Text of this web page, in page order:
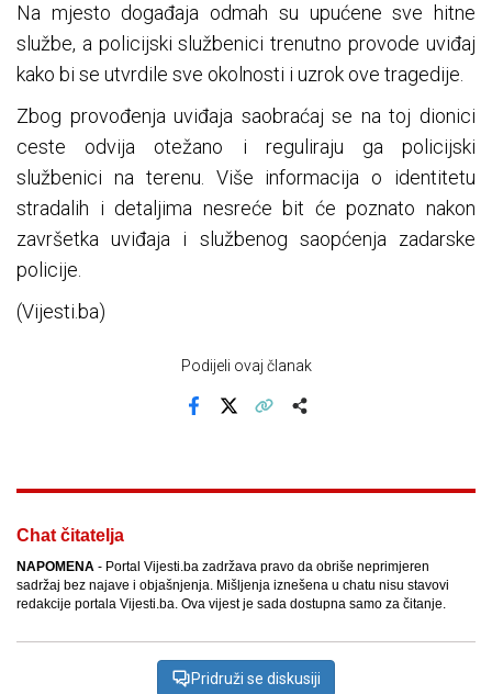
Na mjesto događaja odmah su upućene sve hitne
službe, a policijski službenici trenutno provode uviđaj
kako bi se utvrdile sve okolnosti i uzrok ove tragedije.
Zbog provođenja uviđaja saobraćaj se na toj dionici
ceste odvija otežano i reguliraju ga policijski
službenici na terenu. Više informacija o identitetu
stradalih i detaljima nesreće bit će poznato nakon
završetka uviđaja i službenog saopćenja zadarske
policije.
(Vijesti.ba)
Podijeli ovaj članak
Chat čitatelja
NAPOMENA - Portal Vijesti.ba zadržava pravo da obriše neprimjeren
sadržaj bez najave i objašnjenja. Mišljenja iznešena u chatu nisu stavovi
redakcije portala Vijesti.ba. Ova vijest je sada dostupna samo za čitanje.
Pridruži se diskusiji